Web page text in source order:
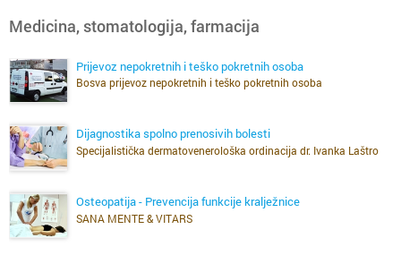
Medicina, stomatologija, farmacija
Prijevoz nepokretnih i teško pokretnih osoba
Bosva prijevoz nepokretnih i teško pokretnih osoba
Dijagnostika spolno prenosivih bolesti
Specijalistička dermatovenerološka ordinacija dr. Ivanka Laštro
Osteopatija - Prevencija funkcije kralježnice
SANA MENTE & VITARS